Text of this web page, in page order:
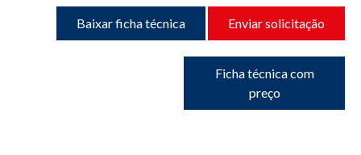
Baixar ficha técnica Enviar solicitação
Ficha técnica com
preço